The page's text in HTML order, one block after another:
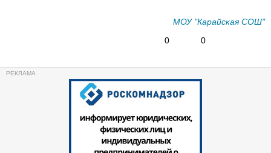
МОУ "Карайская СОШ"
0
0